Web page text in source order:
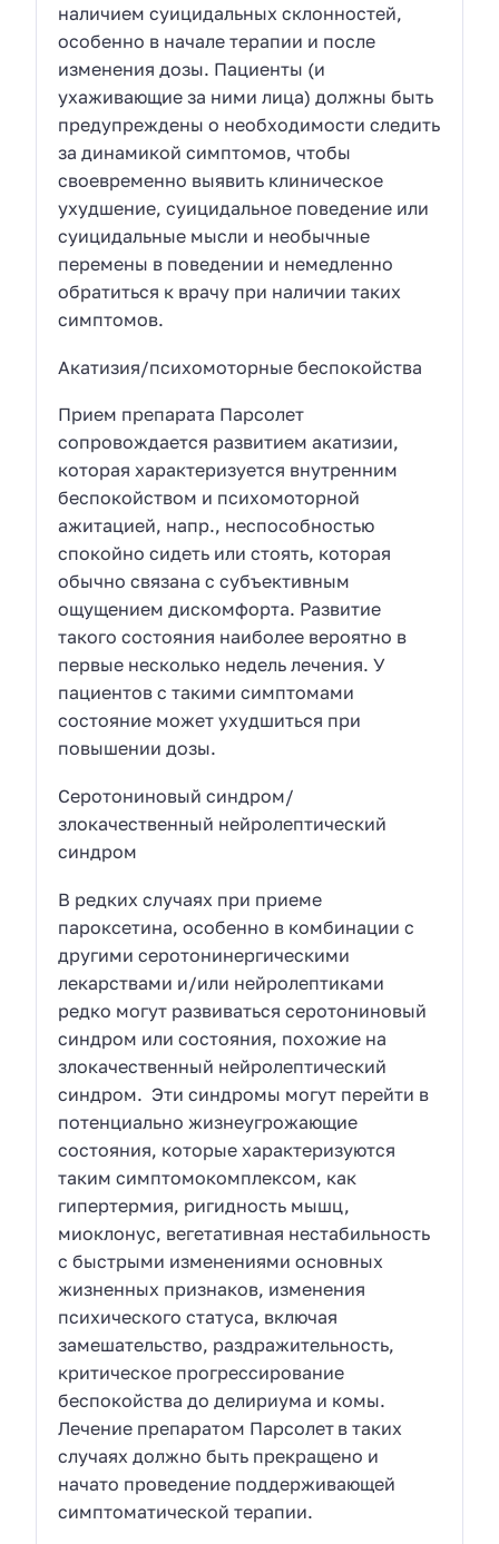
наличием суицидальных склонностей,
особенно в начале терапии и после
изменения дозы. Пациенты (и
ухаживающие за ними лица) должны быть
предупреждены о необходимости следить
за динамикой симптомов, чтобы
своевременно выявить клиническое
ухудшение, суицидальное поведение или
суицидальные мысли и необычные
перемены в поведении и немедленно
обратиться к врачу при наличии таких
симптомов.
Акатизия/психомоторные беспокойства
Прием препарата Парсолет
сопровождается развитием акатизии,
которая характеризуется внутренним
беспокойством и психомоторной
ажитацией, напр., неспособностью
спокойно сидеть или стоять, которая
обычно связана с субъективным
ощущением дискомфорта. Развитие
такого состояния наиболее вероятно в
первые несколько недель лечения. У
пациентов с такими симптомами
состояние может ухудшиться при
повышении дозы.
Серотониновый синдром/
злокачественный нейролептический
синдром
В редких случаях при приеме
пароксетина, особенно в комбинации с
другими серотонинергическими
лекарствами и/или нейролептиками
редко могут развиваться серотониновый
синдром или состояния, похожие на
злокачественный нейролептический
синдром. Эти синдромы могут перейти в
потенциально жизнеугрожающие
состояния, которые характеризуются
таким симптомокомплексом, как
гипертермия, ригидность мышц,
миоклонус, вегетативная нестабильность
с быстрыми изменениями основных
жизненных признаков, изменения
психического статуса, включая
замешательство, раздражительность,
критическое прогрессирование
беспокойства до делириума и комы.
Лечение препаратом Парсолет в таких
случаях должно быть прекращено и
начато проведение поддерживающей
симптоматической терапии.